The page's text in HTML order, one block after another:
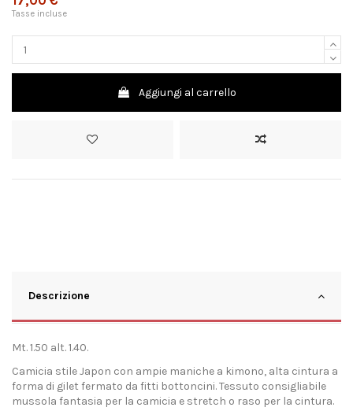
Tasse incluse
Aggiungi al carrello
Descrizione
Mt. 1.50 alt. 1.40.
Camicia stile Japon con ampie maniche a kimono, alta cintura a
forma di gilet fermato da fitti bottoncini. Tessuto consigliabile
mussola fantasia per la camicia e stretch o raso per la cintura.